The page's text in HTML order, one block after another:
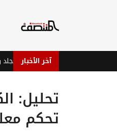
آخر الأخبار
دراسة: بكتيريا الجلد
تحليل:
تحكم